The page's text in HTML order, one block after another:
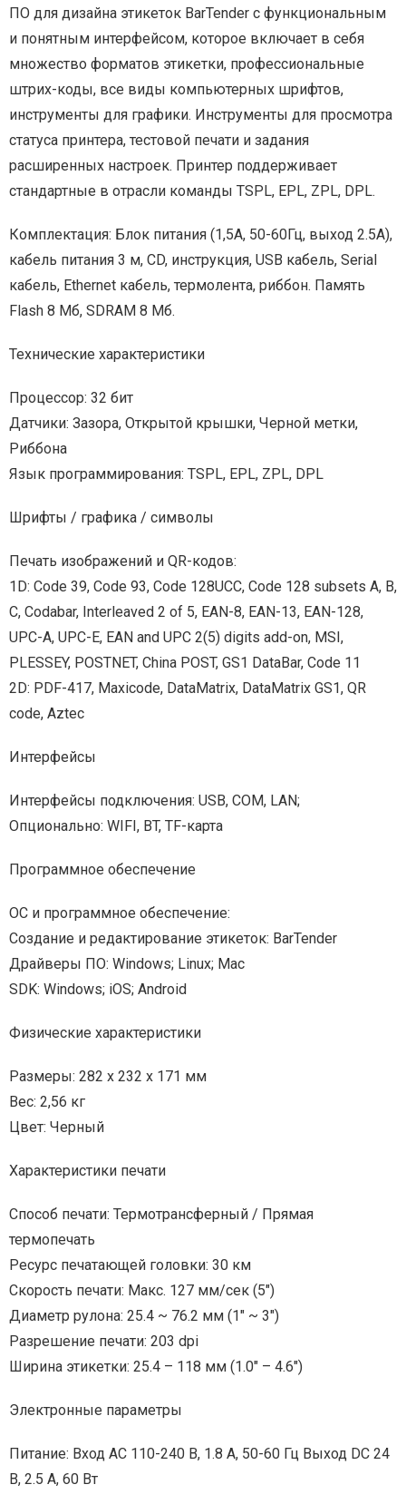
ПО для дизайна этикеток BarTender с функциональным
и понятным интерфейсом, которое включает в себя
множество форматов этикетки, профессиональные
штрих-коды, все виды компьютерных шрифтов,
инструменты для графики. Инструменты для просмотра
статуса принтера, тестовой печати и задания
расширенных настроек. Принтер поддерживает
стандартные в отрасли команды TSPL, EPL, ZPL, DPL.
Комплектация: Блок питания (1,5А, 50-60Гц, выход 2.5А),
кабель питания 3 м, CD, инструкция, USB кабель, Serial
кабель, Ethernet кабель, термолента, риббон. Память
Flash 8 Мб, SDRAM 8 Мб.
Технические характеристики
Процессор: 32 бит
Датчики: Зазора, Открытой крышки, Черной метки,
Риббона
Язык программирования: TSPL, EPL, ZPL, DPL
Шрифты / графика / символы
Печать изображений и QR-кодов:
1D: Code 39, Code 93, Code 128UCC, Code 128 subsets A, B,
C, Codabar, Interleaved 2 of 5, EAN-8, EAN-13, EAN-128,
UPC-A, UPC-E, EAN and UPC 2(5) digits add-on, MSI,
PLESSEY, POSTNET, China POST, GS1 DataBar, Code 11
2D: PDF-417, Maxicode, DataMatrix, DataMatrix GS1, QR
code, Aztec
Интерфейсы
Интерфейсы подключения: USB, COM, LAN;
Опционально: WIFI, BT, TF-карта
Программное обеспечение
ОС и программное обеспечение:
Создание и редактирование этикеток: BarTender
Драйверы ПО: Windows; Linux; Mac
SDK: Windows; iOS; Android
Физические характеристики
Размеры: 282 х 232 х 171 мм
Вес: 2,56 кг
Цвет: Черный
Характеристики печати
Способ печати: Термотрансферный / Прямая
термопечать
Ресурс печатающей головки: 30 км
Скорость печати: Макс. 127 мм/сек (5″)
Диаметр рулона: 25.4 ~ 76.2 мм (1″ ~ 3″)
Разрешение печати: 203 dpi
Ширина этикетки: 25.4 – 118 мм (1.0″ – 4.6″)
Электронные параметры
Питание: Вход AC 110-240 В, 1.8 А, 50-60 Гц Выход DC 24
В, 2.5 А, 60 Вт